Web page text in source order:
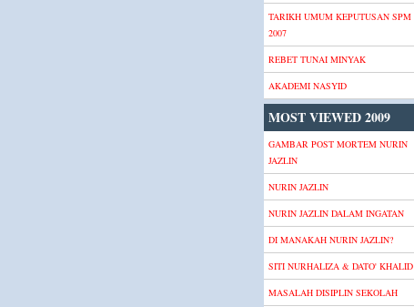
TARIKH UMUM KEPUTUSAN SPM
2007
REBET TUNAI MINYAK
AKADEMI NASYID
MOST VIEWED 2009
GAMBAR POST MORTEM NURIN
JAZLIN
NURIN JAZLIN
NURIN JAZLIN DALAM INGATAN
DI MANAKAH NURIN JAZLIN?
SITI NURHALIZA & DATO' KHALID
MASALAH DISIPLIN SEKOLAH